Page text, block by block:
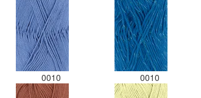
0010 0010